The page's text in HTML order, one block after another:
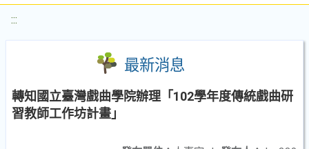
:::
最新消息
轉知國立臺灣戲曲學院辦理「102學年度傳統戲曲研
習教師工作坊計畫」